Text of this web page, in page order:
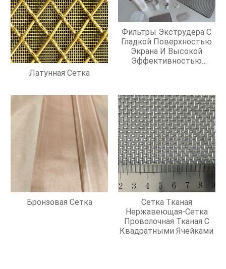
Латунная Сетка
Фильтры Экструдера С
Гладкой Поверхностью
Экрана И Высокой
Эффективностью
Бронзовая Сетка
Сетка Тканая
Нержавеющая-Сетка
Проволочная Тканая С
Квадратными Ячейками